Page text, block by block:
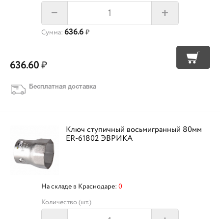
– +
Сумма: 636.6 ₽
636.60₽
Бесплатная доставка
Ключ ступичный восьмигранный 80мм
ER-61802 ЭВРИКА
На складе в Краснодаре: 0
Количество (шт.)